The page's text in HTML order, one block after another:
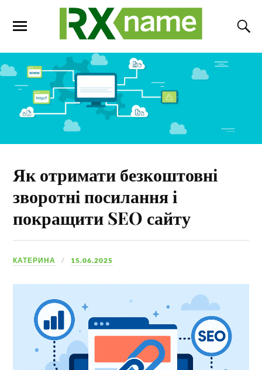
Як отримати безкоштовні
зворотні посилання і
покращити SEO сайту
КАТЕРИНА 15.06.2025